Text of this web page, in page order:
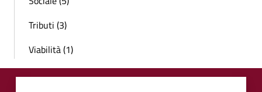
Tributi (3)
Viabilità (1)